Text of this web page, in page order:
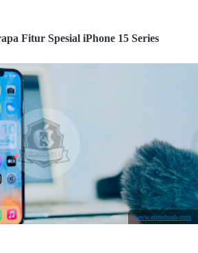
Fitur Spesial iPhone 15 Series
www.elmobsub.com